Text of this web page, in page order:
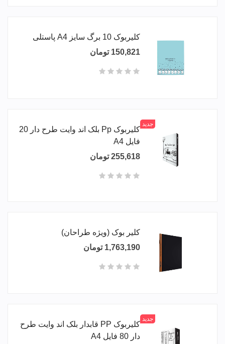
کلیربوک 10 برگ سایز A4 پاستلی
150,821 تومان
جدید
کلیربوک Pp بلک اند وایت طرح دار 20
فایل A4
255,618 تومان
کلیر بوک (ویژه طراحان)
1,763,190 تومان
جدید
کلیربوک PP قابدار بلک اند وایت طرح
دار 80 فایل A4